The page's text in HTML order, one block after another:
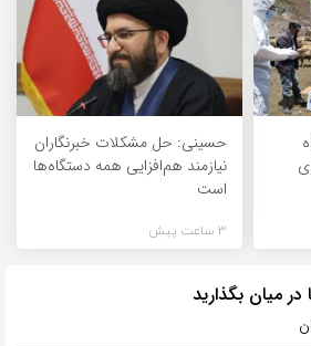
حسینی: حل مشکلات خبرنگاران
نیازمند هم‌افزایی همه دستگاه‌ها
است
3 ساعت پیش
در میان بگذارید